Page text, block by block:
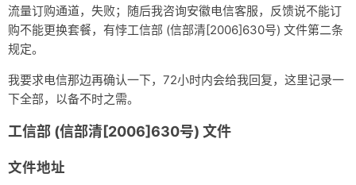
流量订购通道，失败；随后我咨询安徽电信客服，反馈说不能订
购不能更换套餐，有悖工信部 (信部清[2006]630号) 文件第二条
规定。
我要求电信那边再确认一下，72小时内会给我回复，这里记录一
下全部，以备不时之需。
工信部 (信部清[2006]630号) 文件
文件地址